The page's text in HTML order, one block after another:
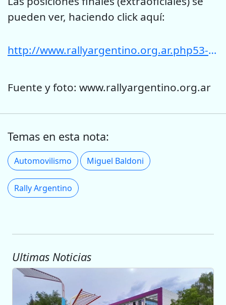
pueden ver, haciendo click aquí:
http://www.rallyargentino.org.ar.php53-7.dfw1-2.websitetestlink.com/tiempos2010/2015/carrera02/GRAL_PE08.HTM
Fuente y foto: www.rallyargentino.org.ar
Temas en esta nota:
Automovilismo Miguel Baldoni
Rally Argentino
Ultimas Noticias